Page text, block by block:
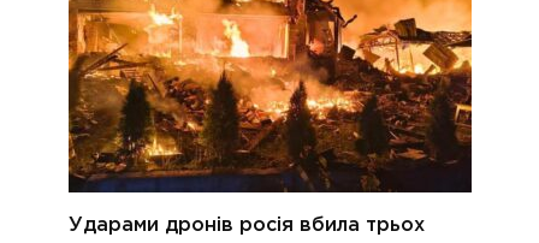
Ударами дронів росія вбила трьох